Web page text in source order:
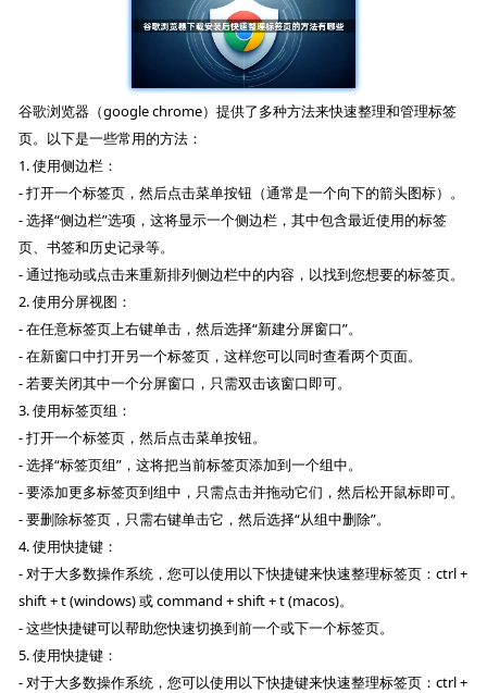
谷歌浏览器（google chrome）提供了多种方法来快速整理和管理标签
页。以下是一些常用的方法：
1. 使用侧边栏：
- 打开一个标签页，然后点击菜单按钮（通常是一个向下的箭头图标）。
- 选择“侧边栏”选项，这将显示一个侧边栏，其中包含最近使用的标签
页、书签和历史记录等。
- 通过拖动或点击来重新排列侧边栏中的内容，以找到您想要的标签页。
2. 使用分屏视图：
- 在任意标签页上右键单击，然后选择“新建分屏窗口”。
- 在新窗口中打开另一个标签页，这样您可以同时查看两个页面。
- 若要关闭其中一个分屏窗口，只需双击该窗口即可。
3. 使用标签页组：
- 打开一个标签页，然后点击菜单按钮。
- 选择“标签页组”，这将把当前标签页添加到一个组中。
- 要添加更多标签页到组中，只需点击并拖动它们，然后松开鼠标即可。
- 要删除标签页，只需右键单击它，然后选择“从组中删除”。
4. 使用快捷键：
- 对于大多数操作系统，您可以使用以下快捷键来快速整理标签页：ctrl +
shift + t (windows) 或 command + shift + t (macos)。
- 这些快捷键可以帮助您快速切换到前一个或下一个标签页。
5. 使用快捷键：
- 对于大多数操作系统，您可以使用以下快捷键来快速整理标签页：ctrl +